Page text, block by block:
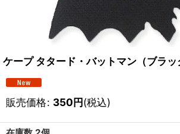
ケープ タタード・バットマン（ブラッ
販売価格: 350円(税込)